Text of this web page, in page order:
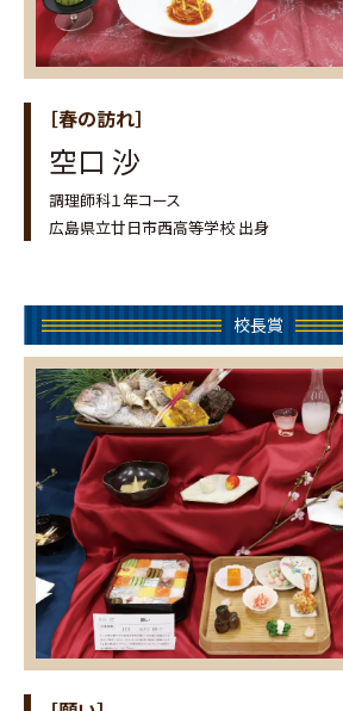
［春の訪れ］
空口 沙
調理師科１年コース
広島県立廿日市西高等学校 出身
校長賞